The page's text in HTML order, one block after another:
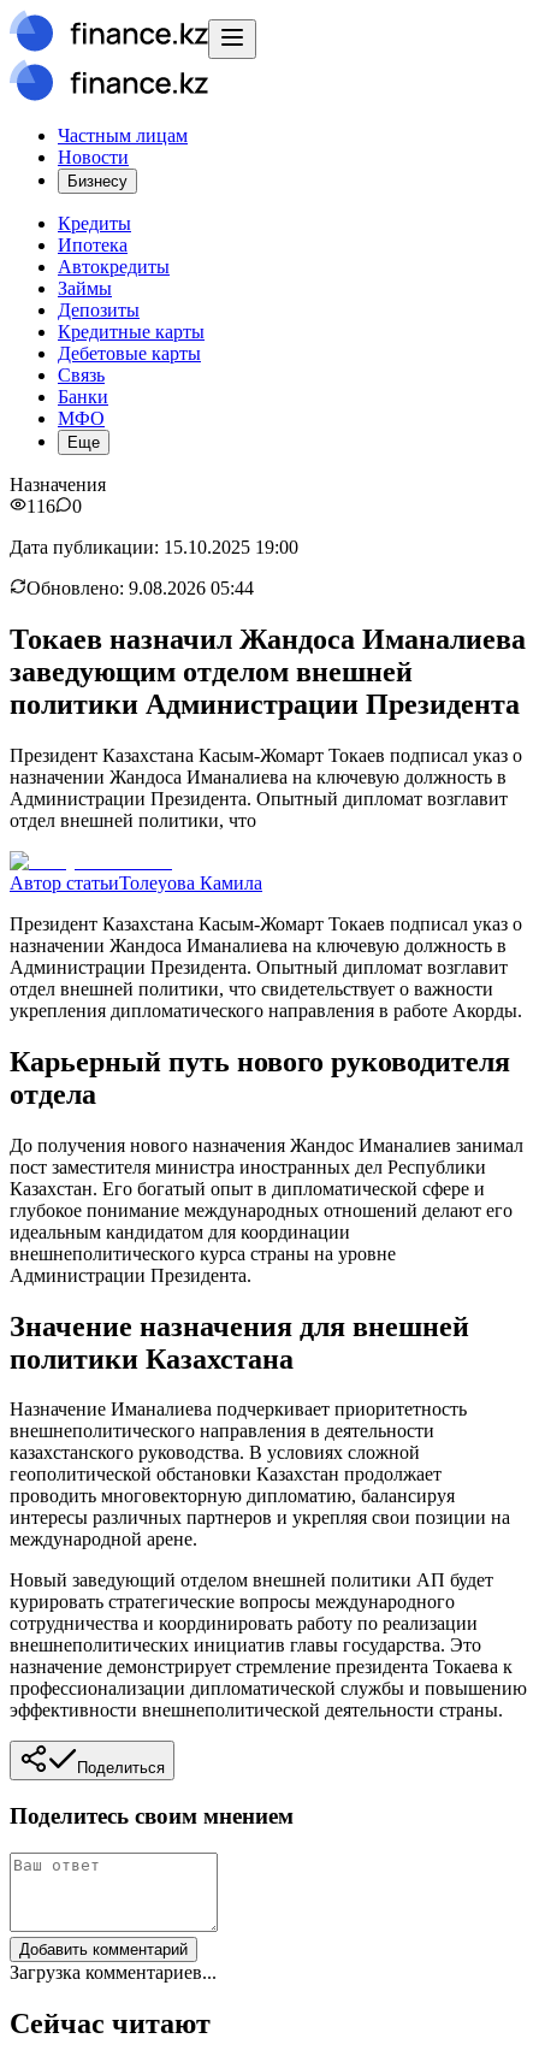
Частным лицам
Новости
Бизнесу
Кредиты
Ипотека
Автокредиты
Займы
Депозиты
Кредитные карты
Дебетовые карты
Связь
Банки
МФО
Еще
Назначения
116
0
Дата публикации: 15.10.2025 19:00
Обновлено: 9.08.2026 05:44
Токаев назначил Жандоса Иманалиева
заведующим отделом внешней
политики Администрации Президента
Президент Казахстана Касым-Жомарт Токаев подписал указ о
назначении Жандоса Иманалиева на ключевую должность в
Администрации Президента. Опытный дипломат возглавит
отдел внешней политики, что
Автор статьиТолеуова Камила
Президент Казахстана Касым-Жомарт Токаев подписал указ о
назначении Жандоса Иманалиева на ключевую должность в
Администрации Президента. Опытный дипломат возглавит
отдел внешней политики, что свидетельствует о важности
укрепления дипломатического направления в работе Акорды.
Карьерный путь нового руководителя
отдела
До получения нового назначения Жандос Иманалиев занимал
пост заместителя министра иностранных дел Республики
Казахстан. Его богатый опыт в дипломатической сфере и
глубокое понимание международных отношений делают его
идеальным кандидатом для координации
внешнеполитического курса страны на уровне
Администрации Президента.
Значение назначения для внешней
политики Казахстана
Назначение Иманалиева подчеркивает приоритетность
внешнеполитического направления в деятельности
казахстанского руководства. В условиях сложной
геополитической обстановки Казахстан продолжает
проводить многовекторную дипломатию, балансируя
интересы различных партнеров и укрепляя свои позиции на
международной арене.
Новый заведующий отделом внешней политики АП будет
курировать стратегические вопросы международного
сотрудничества и координировать работу по реализации
внешнеполитических инициатив главы государства. Это
назначение демонстрирует стремление президента Токаева к
профессионализации дипломатической службы и повышению
эффективности внешнеполитической деятельности страны.
Поделиться
Поделитесь своим мнением
Добавить комментарий
Загрузка комментариев...
Сейчас читают